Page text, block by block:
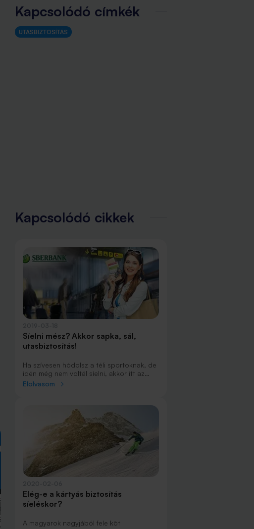
Kapcsolódó címkék
UTASBIZTOSÍTÁS
Kapcsolódó cikkek
Síelni mész? Akkor sapka, sál,
utasbiztosítás!
Ha szívesen hódolsz a téli sportoknak, de
idén még nem voltál síelni, akkor itt az
ideje, semmiképp se csússz le a
mindenképp gondolj az utasbiztosításra,
hiszen súlyos milliókba is kerülhet, ha
külföldön ér sérülés. Ahhoz, hogy
maximális biztonságban érezhesd magad,
ezekre érdemes odafigyelned külföldi
Elolvasom
Elég-e a kártyás biztosítás
síeléskor?
A magyarok nagyjából fele köt